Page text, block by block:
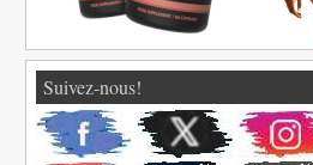
Suivez-nous!